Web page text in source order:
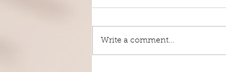
Write a comment...